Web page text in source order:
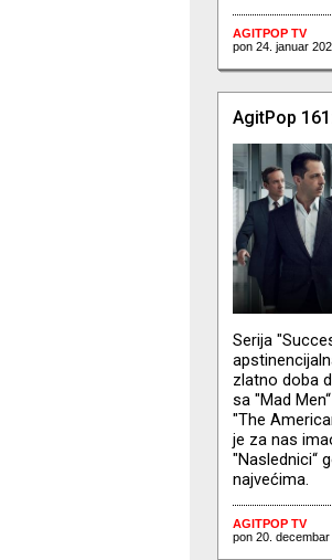
AGITPOP TV
pon 24. januar
AgitPop
Serija
zlatno doba
sa "Mad
"The
je za nas
"Naslednici“
najvećima.
AGITPOP TV
pon 20. decembar